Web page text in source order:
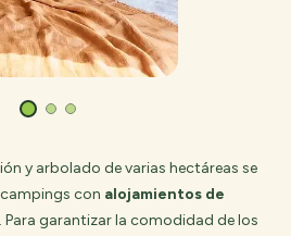
y arbolado de varias hectáreas se
con alojamientos de
. Para garantizar la comodidad de los